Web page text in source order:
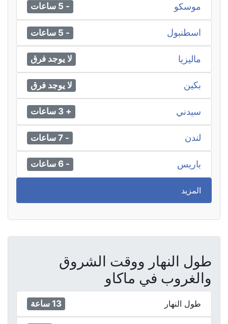
موسكو - 5 ساعات
اسطنبول - 5 ساعات
ماليزيا لا يوجد فرق
بكين لا يوجد فرق
سيدني + 3 ساعات
لندن - 7 ساعات
باريس - 6 ساعات
المزيد
طول النهار ووقت الشروق
والغروب في ماكاو
طول النهار 13 ساعة